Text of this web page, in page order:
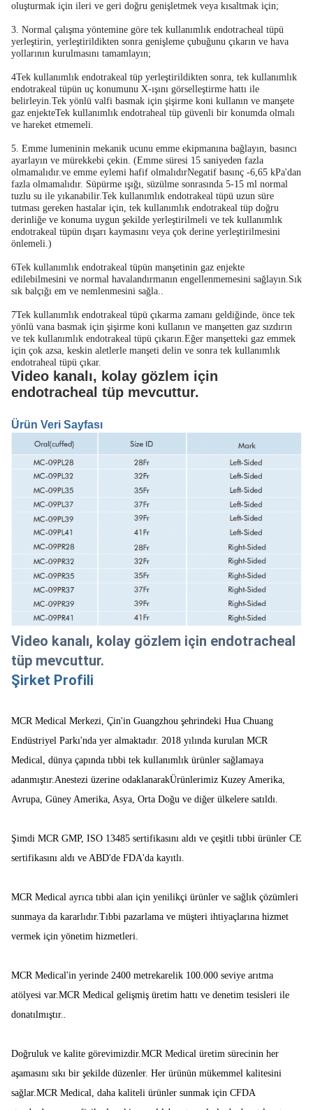
oluşturmak için ileri ve geri doğru genişletmek veya kısaltmak için;
3. Normal çalışma yöntemine göre tek kullanımlık endotracheal tüpü
yerleştirin, yerleştirildikten sonra genişleme çubuğunu çıkarın ve hava
yollarının kurulmasını tamamlayın;
4Tek kullanımlık endotrakeal tüp yerleştirildikten sonra, tek kullanımlık
endotrakeal tüpün uç konumunu X-ışını görselleştirme hattı ile
belirleyin.Tek yönlü valfi basmak için şişirme koni kullanın ve manşete
gaz enjekteTek kullanımlık endotraheal tüp güvenli bir konumda olmalı
ve hareket etmemeli.
5. Emme lumeninin mekanik ucunu emme ekipmanına bağlayın, basıncı
ayarlayın ve mürekkebi çekin. (Emme süresi 15 saniyeden fazla
olmamalıdır.ve emme eylemi hafif olmalıdırNegatif basınç -6,65 kPa'dan
fazla olmamalıdır. Süpürme ışığı, süzülme sonrasında 5-15 ml normal
tuzlu su ile yıkanabilir.Tek kullanımlık endotrakeal tüpü uzun süre
tutması gereken hastalar için, tek kullanımlık endotrakeal tüp doğru
derinliğe ve konuma uygun şekilde yerleştirilmeli ve tek kullanımlık
endotrakeal tüpün dışarı kaymasını veya çok derine yerleştirilmesini
önlemeli.)
6Tek kullanımlık endotrakeal tüpün manşetinin gaz enjekte
edilebilmesini ve normal havalandırmanın engellenmemesini sağlayın.Sık
sık balçığı em ve nemlenmesini sağla..
7Tek kullanımlık endotrakeal tüpü çıkarma zamanı geldiğinde, önce tek
yönlü vana basmak için şişirme koni kullanın ve manşetten gaz sızdırın
ve tek kullanımlık endotrakeal tüpü çıkarın.Eğer manşetteki gaz emmek
için çok azsa, keskin aletlerle manşeti delin ve sonra tek kullanımlık
endotraheal tüpü çıkar.
Video kanalı, kolay gözlem için
endotracheal tüp mevcuttur.
Ürün Veri Sayfası
Video kanalı, kolay gözlem için endotracheal
tüp mevcuttur.
Şirket Profili
MCR Medical Merkezi, Çin'in Guangzhou şehrindeki Hua Chuang
Endüstriyel Parkı'nda yer almaktadır. 2018 yılında kurulan MCR
Medical, dünya çapında tıbbi tek kullanımlık ürünler sağlamaya
adanmıştır.Anestezi üzerine odaklanarakÜrünlerimiz Kuzey Amerika,
Avrupa, Güney Amerika, Asya, Orta Doğu ve diğer ülkelere satıldı.
Şimdi MCR GMP, ISO 13485 sertifikasını aldı ve çeşitli tıbbi ürünler CE
sertifikasını aldı ve ABD'de FDA'da kayıtlı.
MCR Medical ayrıca tıbbi alan için yenilikçi ürünler ve sağlık çözümleri
sunmaya da kararlıdır.Tıbbi pazarlama ve müşteri ihtiyaçlarına hizmet
vermek için yönetim hizmetleri.
MCR Medical'in yerinde 2400 metrekarelik 100.000 seviye arıtma
atölyesi var.MCR Medical gelişmiş üretim hattı ve denetim tesisleri ile
donatılmıştır..
Doğruluk ve kalite görevimizdir.MCR Medical üretim sürecinin her
aşamasını sıkı bir şekilde düzenler. Her ürünün mükemmel kalitesini
sağlar.MCR Medical, daha kaliteli ürünler sunmak için CFDA